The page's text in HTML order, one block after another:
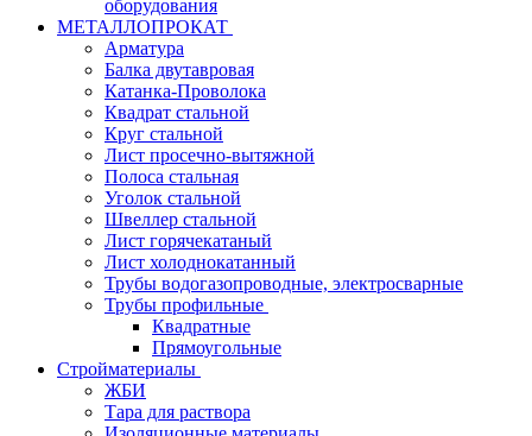
оборудования
МЕТАЛЛОПРОКАТ
Арматура
Балка двутавровая
Катанка-Проволока
Квадрат стальной
Круг стальной
Лист просечно-вытяжной
Полоса стальная
Уголок стальной
Швеллер стальной
Лист горячекатаный
Лист холоднокатанный
Трубы водогазопроводные, электросварные
Трубы профильные
Квадратные
Прямоугольные
Стройматериалы
ЖБИ
Тара для раствора